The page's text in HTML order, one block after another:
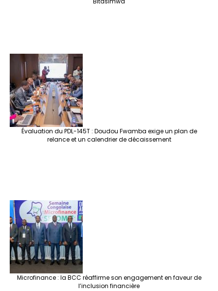
Évaluation du PDL-145T : Doudou Fwamba exige un plan de
relance et un calendrier de décaissement
Microfinance : la BCC réaffirme son engagement en faveur de
l’inclusion financière